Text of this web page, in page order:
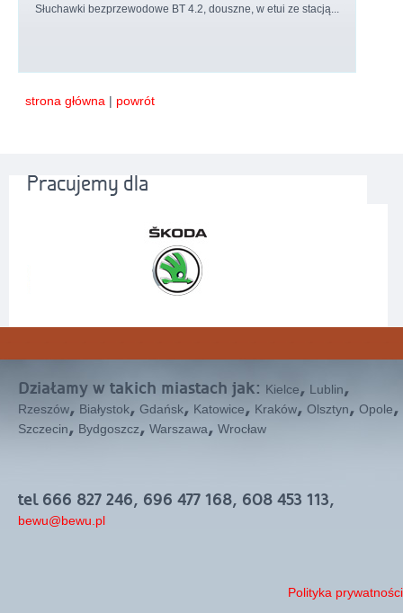
Słuchawki bezprzewodowe BT 4.2, douszne, w etui ze stacją...
strona główna | powrót
Pracujemy dla
Działamy w takich miastach jak: Kielce, Lublin,
Rzeszów, Białystok, Gdańsk, Katowice, Kraków, Olsztyn, Opole,
Szczecin, Bydgoszcz, Warszawa, Wrocław
tel 666 827 246, 696 477 168, 608 453 113,
bewu@bewu.pl
Polityka prywatności